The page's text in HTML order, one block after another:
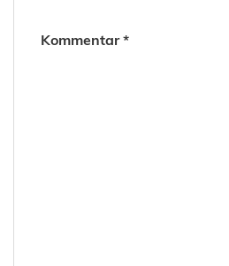
Kommentar*